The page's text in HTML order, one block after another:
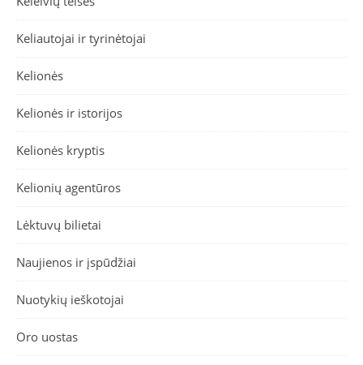
Keliautojai ir tyrinėtojai
Kelionės
Kelionės ir istorijos
Kelionės kryptis
Kelionių agentūros
Lėktuvų bilietai
Naujienos ir įspūdžiai
Nuotykių ieškotojai
Oro uostas